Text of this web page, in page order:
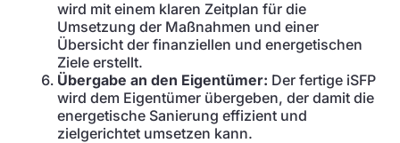
wird mit einem klaren Zeitplan für die
Umsetzung der Maßnahmen und einer
Übersicht der finanziellen und energetischen
Ziele erstellt.
Übergabe an den Eigentümer: Der fertige iSFP
wird dem Eigentümer übergeben, der damit die
energetische Sanierung effizient und
zielgerichtet umsetzen kann.